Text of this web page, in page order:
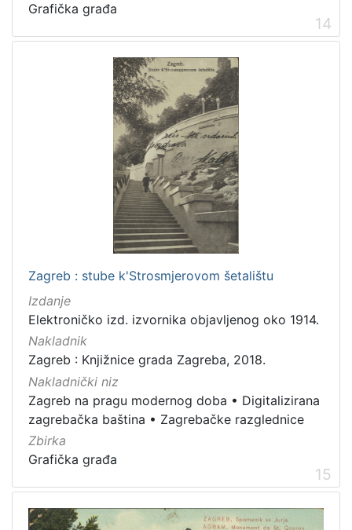
Grafička građa
14
Zagreb : stube k'Strosmjerovom šetalištu
Izdanje
Elektroničko izd. izvornika objavljenog oko 1914.
Nakladnik
Zagreb : Knjižnice grada Zagreba, 2018.
Nakladnički niz
Zagreb na pragu modernog doba • Digitalizirana
zagrebačka baština • Zagrebačke razglednice
Zbirka
Grafička građa
15